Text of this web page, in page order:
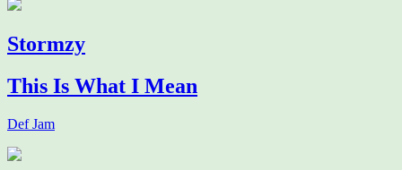
Stormzy
This Is What I Mean
Def Jam